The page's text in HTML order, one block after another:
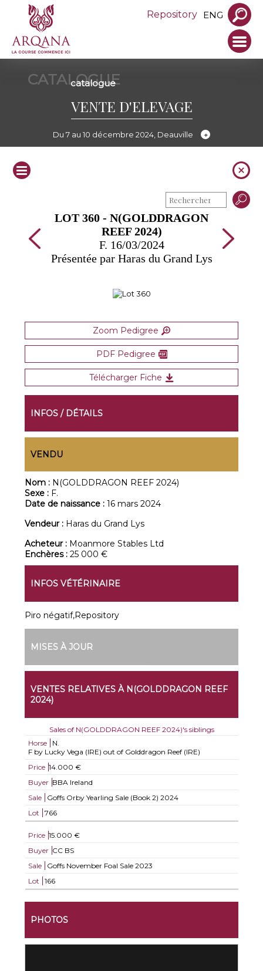
Repository ENG
CATALOGUE
catalogue
VENTE D'ELEVAGE
Du 7 au 10 décembre 2024, Deauville
LOT 360 - N(GOLDDRAGON
REEF 2024)
F. 16/03/2024
Présentée par Haras du Grand Lys
Zoom Pedigree
PDF Pedigree
Télécharger Fiche
INFOS / DÉTAILS
VENDU
Nom : N(GOLDDRAGON REEF 2024)
Sexe : F.
Date de naissance :16 mars 2024
Vendeur : Haras du Grand Lys
Acheteur : Moanmore Stables Ltd
Enchères :25 000 €
INFOS VÉTÉRINAIRE
Piro négatif,Repository
MISES À JOUR
VENTES RELATIVES À N(GOLDDRAGON REEF
2024)
Sales of N(GOLDDRAGON REEF 2024)'s siblings
Horse
N.
F by Lucky Vega (IRE) out of Golddragon Reef (IRE)
Price 14.000 €
Buyer BBA Ireland
Sale
Goffs Orby Yearling Sale (Book 2) 2024
Lot
766
Price 15.000 €
Buyer CC BS
Sale
Goffs November Foal Sale 2023
Lot
166
PHOTOS